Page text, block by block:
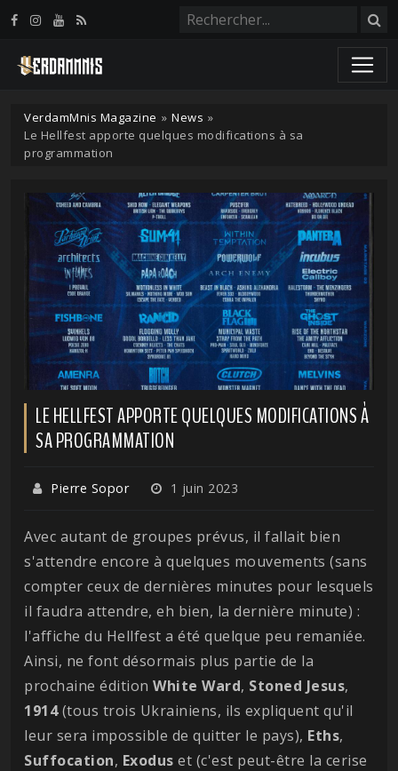
VerdamMnis Magazine » News »
Le Hellfest apporte quelques modifications à sa
programmation
LE HELLFEST APPORTE QUELQUES MODIFICATIONS À
SA PROGRAMMATION
Pierre Sopor 1 juin 2023
Avec autant de groupes prévus, il fallait bien
s'attendre encore à quelques mouvements (sans
compter ceux de dernières minutes pour lesquels
il faudra attendre, eh bien, la dernière minute) :
l'affiche du Hellfest a été quelque peu remaniée.
Ainsi, ne font désormais plus partie de la
prochaine édition White Ward, Stoned Jesus,
1914(tous trois Ukrainiens, ils expliquent qu'il
leur sera impossible de quitter le pays), Eths,
Suffocation, Exodus et (c'est peut-être la cerise
Panneau de gestion des cookies